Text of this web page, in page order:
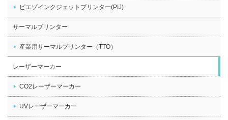
ピエゾインクジェットプリンター(PIJ)
サーマルプリンター
産業用サーマルプリンター（TTO）
レーザーマーカー
CO2レーザーマーカー
UVレーザーマーカー